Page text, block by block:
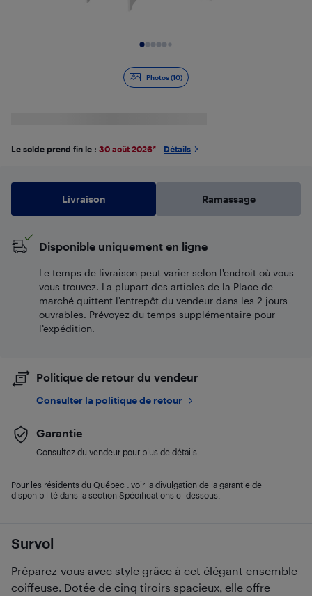
Photos (10)
Survol
Préparez-vous avec style grâce à cet élégant ensemble
coiffeuse. Dotée de cinq tiroirs spacieux, elle offre
Le solde prend fin le : 30 août 2026* Détails
Livraison Ramassage
Disponible uniquement en ligne
Le temps de livraison peut varier selon l'endroit où vous
vous trouvez. La plupart des articles de la Place de
marché quittent l’entrepôt du vendeur dans les 2 jours
ouvrables. Prévoyez du temps supplémentaire pour
l’expédition.
Politique de retour du vendeur
Consulter la politique de retour
Garantie
Consultez du vendeur pour plus de détails.
Pour les résidents du Québec : voir la divulgation de la garantie de
disponibilité dans la section Spécifications ci-dessous.